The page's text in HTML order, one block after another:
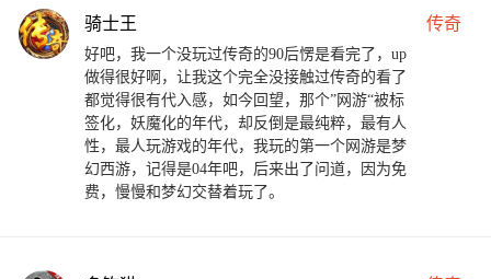
骑士王 传奇
好吧，我一个没玩过传奇的90后愣是看完了，up
做得很好啊，让我这个完全没接触过传奇的看了
都觉得很有代入感，如今回望，那个”网游“被标
签化，妖魔化的年代，却反倒是最纯粹，最有人
性，最人玩游戏的年代，我玩的第一个网游是梦
幻西游，记得是04年吧，后来出了问道，因为免
费，慢慢和梦幻交替着玩了。